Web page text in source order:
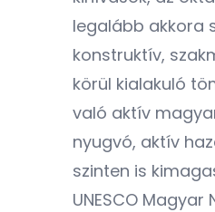
legalább akkora
konstruktív,
körül kialakuló
való aktív
nyugvó, aktív
szinten is
UNESCO